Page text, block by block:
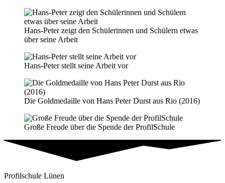
Hans-Peter zeigt den Schülerinnen und Schülern etwas
über seine Arbeit
Hans-Peter stellt seine Arbeit vor
Die Goldmedaille von Hans Peter Durst aus Rio (2016)
Große Freude über die Spende der ProfilSchule
Profilschule Lünen